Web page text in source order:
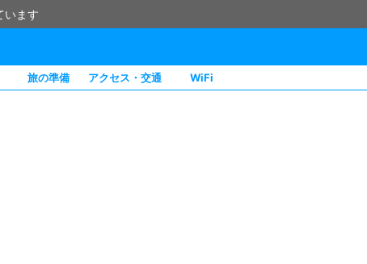
います
旅の準備 アクセス・交通 WiFi